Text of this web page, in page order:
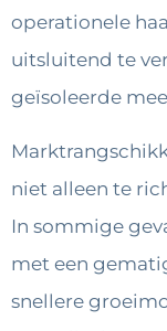
operationele
uitsluitend te
geïsoleerde
niet alleen te
In sommige
met een
snellere